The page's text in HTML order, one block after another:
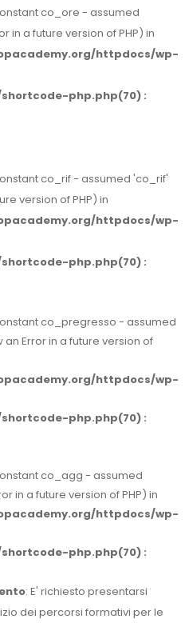
co_ore - assumed
in a future version of PHP) in
httpdocs/wp-
php.php(70) :
co_rif - assumed 'co_rif'
version of PHP) in
httpdocs/wp-
php.php(70) :
co_pregresso - assumed
Error in a future version of
httpdocs/wp-
php.php(70) :
co_agg - assumed
in a future version of PHP) in
httpdocs/wp-
php.php(70) :
: E' richiesto presentarsi
dei percorsi formativi per le